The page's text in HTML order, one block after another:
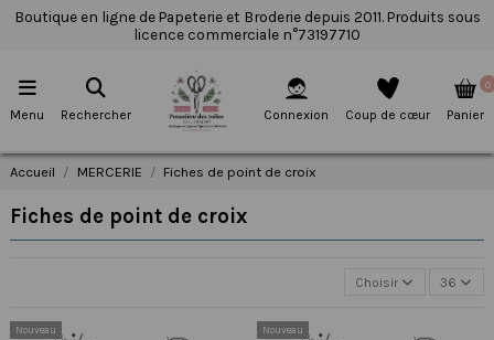
Boutique en ligne de Papeterie et Broderie depuis 2011. Produits sous
licence commerciale n°73197710
Menu Rechercher Connexion Coup de cœur
0
Panier
Accueil MERCERIE Fiches de point de croix
Fiches de point de croix
Choisir 36
Nouveau Nouveau